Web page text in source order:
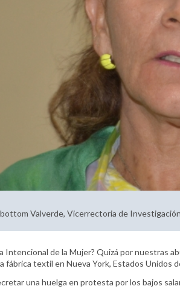
Valverde, Vicerrectoria de
Intencional de la Mujer? Quizá por nuestras
fábrica textil en Nueva York, Estados Unidos
una huelga en protesta por los bajos